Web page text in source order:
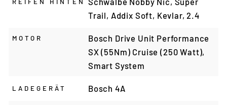
Trail, Addix Soft, Kevlar, 2.4
MOTOR
Bosch Drive Unit Performance
SX (55Nm) Cruise (250 Watt),
Smart System
LADEGERÄT Bosch 4A